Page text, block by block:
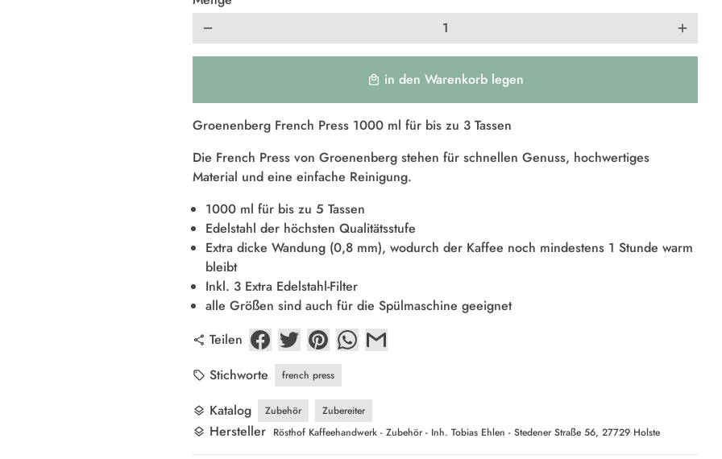
remove add
local_mall in den Warenkorb legen
Groenenberg French Press 1000 ml für bis zu 3 Tassen
Die French Press von Groenenberg stehen für schnellen Genuss, hochwertiges
Material und eine einfache Reinigung.
1000 ml für bis zu 5 Tassen
Edelstahl der höchsten Qualitätsstufe
Extra dicke Wandung (0,8 mm), wodurch der Kaffee noch mindestens 1 Stunde warm
bleibt
Inkl. 3 Extra Edelstahl-Filter
alle Größen sind auch für die Spülmaschine geeignet
share Teilen
local_offer Stichworte french press
layers Katalog Zubehör Zubereiter
layers Hersteller Rösthof Kaffeehandwerk - Zubehör - Inh. Tobias Ehlen - Stedener Straße 56, 27729 Holste